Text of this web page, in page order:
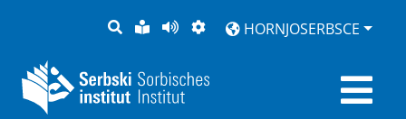
PYTANJE
LOCHKA
RĚČ
STRONU
PŘEDČITAĆ
ZWOBRAZNJENJE
HORNJOSERBSCE